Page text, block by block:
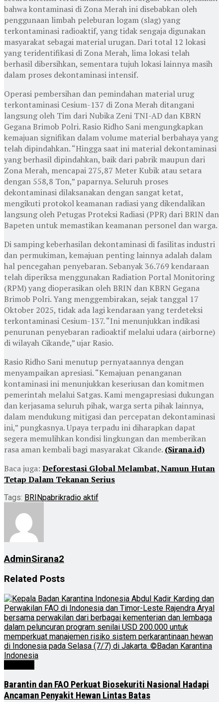
bahwa kontaminasi di Zona Merah ini disebabkan oleh
penggunaan limbah peleburan logam (slag) yang
terkontaminasi radioaktif, yang tidak sengaja digunakan
masyarakat sebagai material urugan. Dari total 12 lokasi
yang teridentifikasi di Zona Merah, lima lokasi telah
berhasil dibersihkan, sementara tujuh lokasi lainnya masih
dalam proses dekontaminasi intensif.
Operasi pembersihan dan pemindahan material urug
terkontaminasi Cesium-137 di Zona Merah ditangani
langsung oleh Tim dari Nubika Zeni TNI-AD dan KBRN
Gegana Brimob Polri. Rasio Ridho Sani mengungkapkan
kemajuan signifikan dalam volume material berbahaya yang
telah dipindahkan. “Hingga saat ini material dekontaminasi
yang berhasil dipindahkan, baik dari pabrik maupun dari
Zona Merah, mencapai 275,87 Meter Kubik atau setara
dengan 558,8 Ton,” paparnya. Seluruh proses
dekontaminasi dilaksanakan dengan sangat ketat,
mengikuti protokol keamanan radiasi yang dikendalikan
langsung oleh Petugas Proteksi Radiasi (PPR) dari BRIN dan
Bapeten untuk memastikan keamanan personel dan warga.
Di samping keberhasilan dekontaminasi di fasilitas industri
dan permukiman, kemajuan penting lainnya adalah dalam
hal pencegahan penyebaran. Sebanyak 36.769 kendaraan
telah diperiksa menggunakan Radiation Portal Monitoring
(RPM) yang dioperasikan oleh BRIN dan KBRN Gegana
Brimob Polri. Yang menggembirakan, sejak tanggal 17
Oktober 2025, tidak ada lagi kendaraan yang terdeteksi
terkontaminasi Cesium-137. “Ini menunjukkan indikasi
penurunan penyebaran radioaktif melalui udara (airborne)
di wilayah Cikande,” ujar Rasio.
Rasio Ridho Sani menutup pernyataannya dengan
menyampaikan apresiasi. “Kemajuan penanganan
kontaminasi ini menunjukkan keseriusan dan komitmen
pemerintah melalui Satgas. Kami mengapresiasi dukungan
dan kerjasama seluruh pihak, warga serta pihak lainnya,
dalam mendukung mitigasi dan percepatan dekontaminasi
ini,” pungkasnya. Upaya terpadu ini diharapkan dapat
segera memulihkan kondisi lingkungan dan memberikan
rasa aman kembali bagi masyarakat Cikande. (Sirana.id)
Baca juga: Deforestasi Global Melambat, Namun Hutan
Tetap Dalam Tekanan Serius
Tags: BRINpabrikradio aktif
AdminSirana2
Related Posts
Barantin dan FAO Perkuat Biosekuriti Nasional Hadapi
Ancaman Penyakit Hewan Lintas Batas